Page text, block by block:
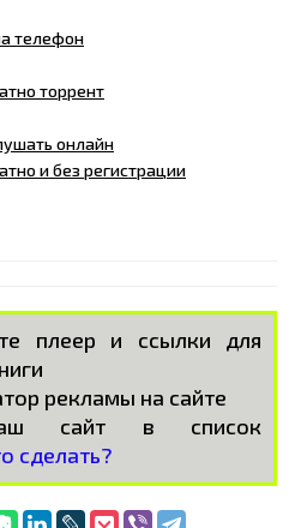
телефон
торрент
онлайн
и без регистрации
плеер и ссылки для
рекламы на сайте
сайт в список
сделать?